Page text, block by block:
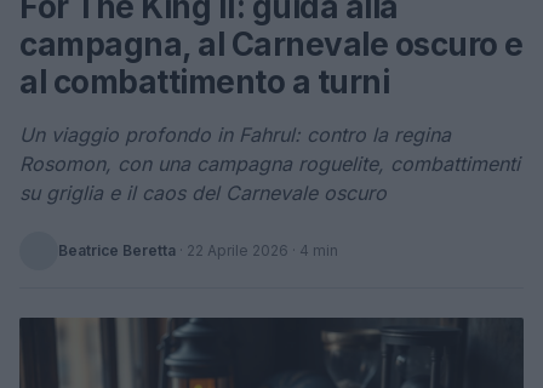
campagna, al Carnevale oscuro e
al combattimento a turni
Un viaggio profondo in Fahrul: contro la regina
Rosomon, con una campagna roguelite, combattimenti
su griglia e il caos del Carnevale oscuro
Beatrice Beretta · 22 Aprile 2026 · 4 min